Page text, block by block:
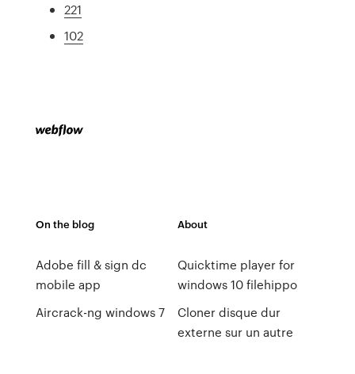
221
102
On the blog
Adobe fill & sign dc
mobile app
Aircrack-ng windows 7
About
Quicktime player for
windows 10 filehippo
Cloner disque dur
externe sur un autre